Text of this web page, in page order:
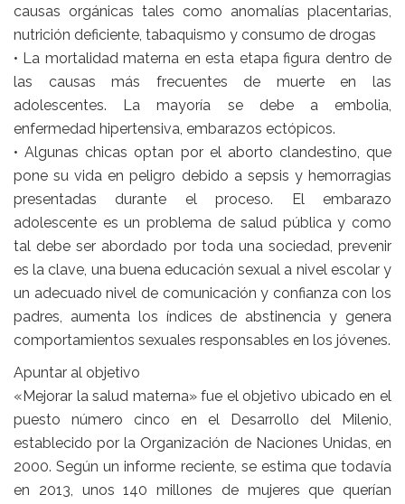
causas orgánicas tales como anomalías placentarias,
nutrición deficiente, tabaquismo y consumo de drogas
• La mortalidad materna en esta etapa figura dentro de
las causas más frecuentes de muerte en las
adolescentes. La mayoría se debe a embolia,
enfermedad hipertensiva, embarazos ectópicos.
• Algunas chicas optan por el aborto clandestino, que
pone su vida en peligro debido a sepsis y hemorragias
presentadas durante el proceso. El embarazo
adolescente es un problema de salud pública y como
tal debe ser abordado por toda una sociedad, prevenir
es la clave, una buena educación sexual a nivel escolar y
un adecuado nivel de comunicación y confianza con los
padres, aumenta los índices de abstinencia y genera
comportamientos sexuales responsables en los jóvenes.
Apuntar al objetivo
«Mejorar la salud materna» fue el objetivo ubicado en el
puesto número cinco en el Desarrollo del Milenio,
establecido por la Organización de Naciones Unidas, en
2000. Según un informe reciente, se estima que todavía
en 2013, unos 140 millones de mujeres que querían